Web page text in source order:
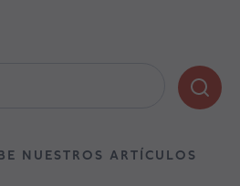
NUESTROS ARTÍCULOS